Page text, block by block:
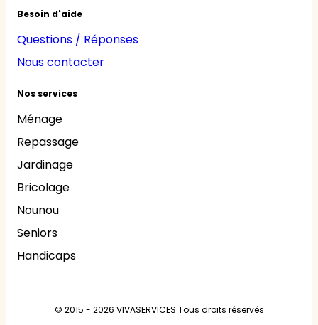
Besoin d'aide
Questions / Réponses
Nous contacter
Nos services
Ménage
Repassage
Jardinage
Bricolage
Nounou
Seniors
Handicaps
© 2015 - 2026 VIVASERVICES Tous droits réservés